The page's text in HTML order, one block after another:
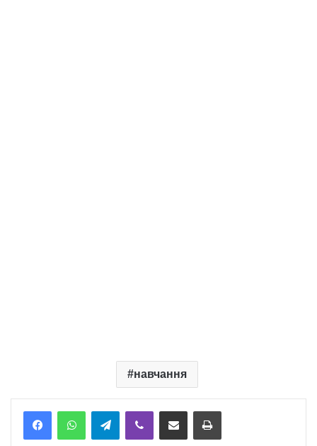
навчання
TelegramViber Надіслати електронною поштоюНадрукувати